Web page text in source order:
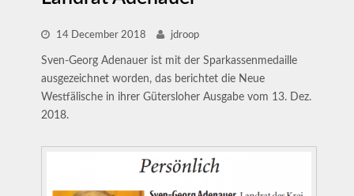
14 December 2018 jdroop
Sven-Georg Adenauer ist mit der Sparkassenmedaille
ausgezeichnet worden, das berichtet die Neue
Westfälische in ihrer Gütersloher Ausgabe vom 13. Dez.
2018.